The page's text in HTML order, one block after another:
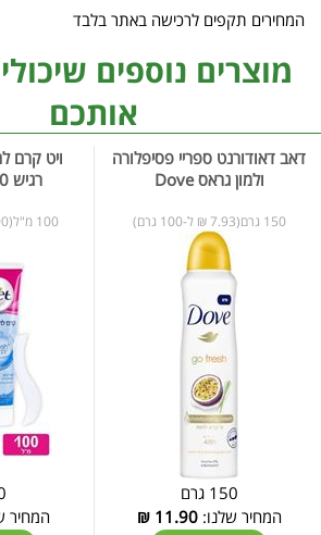
המחירים תקפים לרכישה באתר בלבד
מוצרים נוספים
אותכם
דאב דאודורנט ספריי פסיפלורה
ולמון גראס Dove
150 גרם(7.93 ₪ ל-100 גרם)
150 גרם
המחיר שלנו:11.90
₪
ויט קרם
רגיש 100 מ"ל Veet
100 מ"ל(24.90 ₪ ל-100 מ"ל)
המחיר